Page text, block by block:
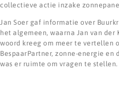
collectieve actie inzake
Jan Soer gaf informatie over
het algemeen, waarna Jan van der
woord kreeg om meer te vertellen
BespaarPartner, zonne-energie en
was er ruimte om vragen te stellen.